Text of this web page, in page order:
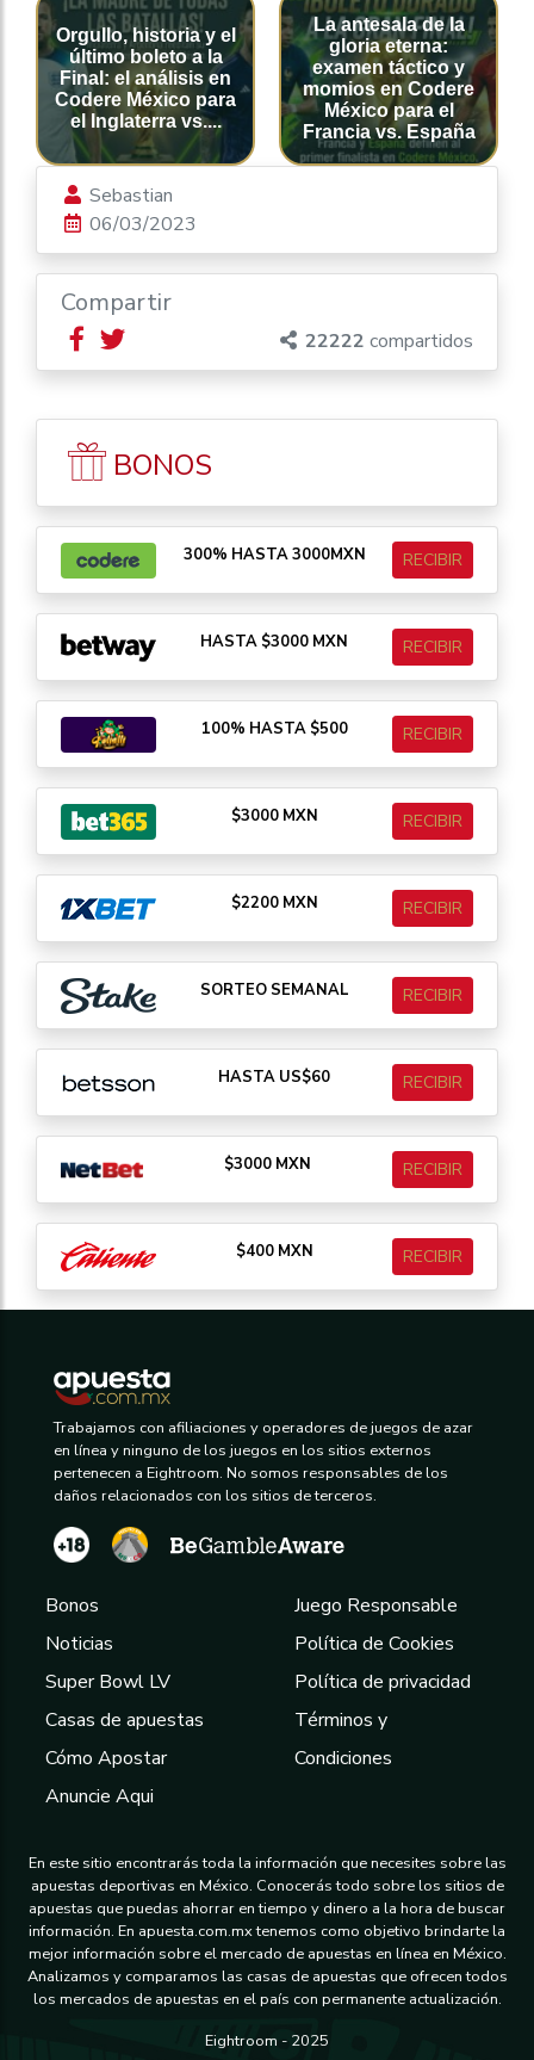
Orgullo, historia y el
último boleto a la
Final: el análisis en
Codere México para
el Inglaterra vs....
La antesala de la
gloria eterna:
examen táctico y
momios en Codere
México para el
Francia vs. España
Sebastian
06/03/2023
Compartir
22222 compartidos
BONOS
300% HASTA 3000MXN RECIBIR
HASTA $3000 MXN RECIBIR
100% HASTA $500 RECIBIR
$3000 MXN RECIBIR
$2200 MXN RECIBIR
SORTEO SEMANAL RECIBIR
HASTA US$60 RECIBIR
$3000 MXN RECIBIR
$400 MXN RECIBIR
Trabajamos con afiliaciones y operadores de juegos de azar
en línea y ninguno de los juegos en los sitios externos
pertenecen a Eightroom. No somos responsables de los
daños relacionados con los sitios de terceros.
Bonos
Noticias
Super Bowl LV
Casas de apuestas
Cómo Apostar
Anuncie Aqui
Juego Responsable
Política de Cookies
Política de privacidad
Términos y
Condiciones
En este sitio encontrarás toda la información que necesites sobre las
apuestas deportivas en México. Conocerás todo sobre los sitios de
apuestas que puedas ahorrar en tiempo y dinero a la hora de buscar
información. En apuesta.com.mx tenemos como objetivo brindarte la
mejor información sobre el mercado de apuestas en línea en México.
Analizamos y comparamos las casas de apuestas que ofrecen todos
los mercados de apuestas en el país con permanente actualización.
Eightroom - 2025